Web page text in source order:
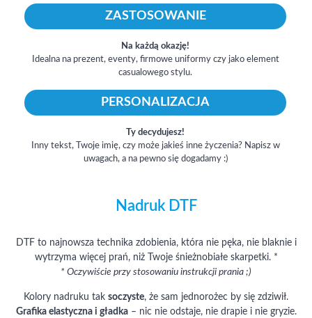
ZASTOSOWANIE
Na każdą okazję!
Idealna na prezent, eventy, firmowe uniformy czy jako element
casualowego stylu.
PERSONALIZACJA
Ty decydujesz!
Inny tekst, Twoje imię, czy może jakieś inne życzenia? Napisz w
uwagach, a na pewno się dogadamy :)
Nadruk DTF
DTF to najnowsza technika zdobienia, która nie pęka, nie blaknie i
wytrzyma więcej prań, niż Twoje śnieżnobiałe skarpetki. *
* Oczywiście przy stosowaniu instrukcji prania ;)
Kolory nadruku tak soczyste, że sam jednorożec by się zdziwił.
Grafika elastyczna i gładka– nic nie odstaje, nie drapie i nie gryzie.